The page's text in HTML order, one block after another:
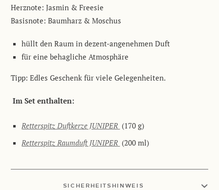
Herznote: Jasmin & Freesie
Basisnote: Baumharz & Moschus
hüllt den Raum in dezent-angenehmen Duft
für eine behagliche Atmosphäre
Tipp: Edles Geschenk für viele Gelegenheiten.
Im Set enthalten:
Retterspitz Duftkerze JUNIPER (170 g)
Retterspitz Raumduft JUNIPER (200 ml)
SICHERHEITSHINWEIS